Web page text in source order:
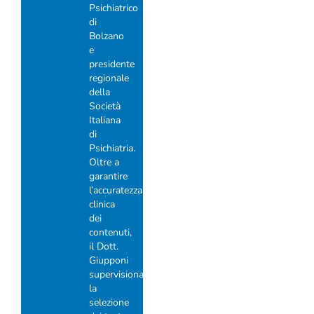
Psichiatrico
di
Bolzano
e
presidente
regionale
della
Società
Italiana
di
Psichiatria.
Oltre a
garantire
l’accuratezza
clinica
dei
contenuti,
il Dott.
Giupponi
supervisiona
la
selezione